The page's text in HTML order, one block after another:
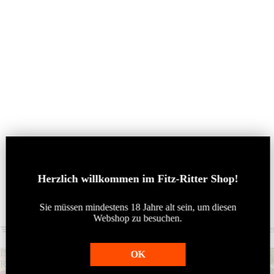
Tickets
IM
RAUSCH
WINE
PICNIC
Herzlich willkommen im Fitz-Ritter Shop!
Sie müssen mindestens 18 Jahre alt sein, um diesen
Webshopzu besuchen.
OK